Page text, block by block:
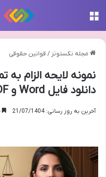
مجله نکستونز / قوانین حقوقی
نمونه لایحه الزام به
دانلود فایل Word و PDF
آخرین به روز رسانی: 21/07/1404